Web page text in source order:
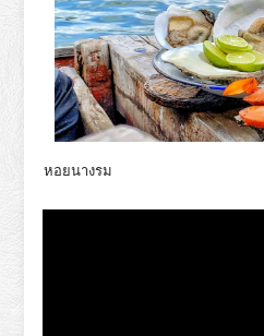
หอยนางรม